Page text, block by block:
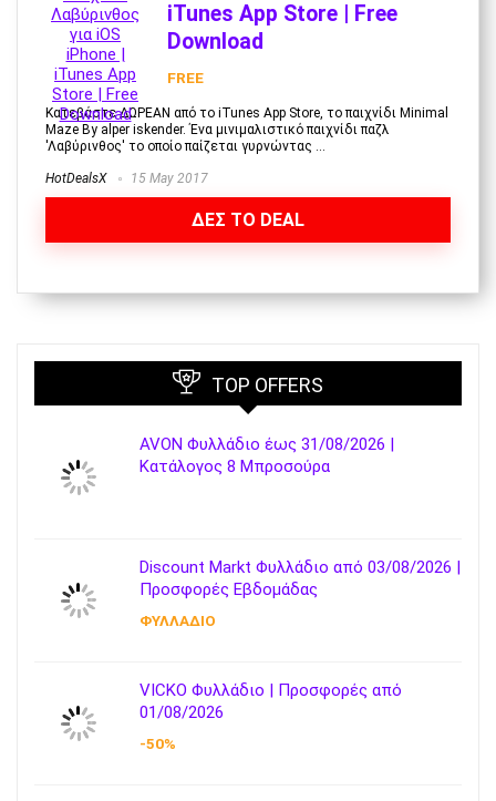
iTunes App Store | Free
Download
FREE
Κατεβάστε ΔΩΡΕΑΝ από το iTunes Αpp Store, το παιχνίδι Minimal
Maze By alper iskender. Ένα μινιμαλιστικό παιχνίδι παζλ
'Λαβύρινθος' το οποίο παίζεται γυρνώντας ...
HotDealsX 15 May 2017
ΔΕΣ ΤΟ DEAL
TOP OFFERS
AVON Φυλλάδιο έως 31/08/2026 |
Κατάλογος 8 Μπροσούρα
Discount Markt Φυλλάδιο από 03/08/2026 |
Προσφορές Εβδομάδας
ΦΥΛΛΑΔΙΟ
VICKO Φυλλάδιο | Προσφορές από
01/08/2026
-50%